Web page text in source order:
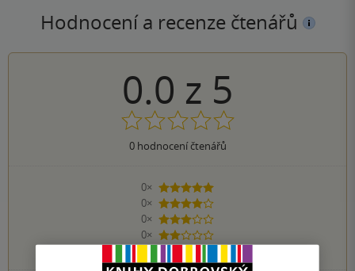
Hodnocení a recenze čtenářů
0.0 z 5
0hodnocení čtenářů
0×
5 hvězdiček
0×
4 hvězdičky
0×
3 hvězdičky
0×
2 hvězdičky